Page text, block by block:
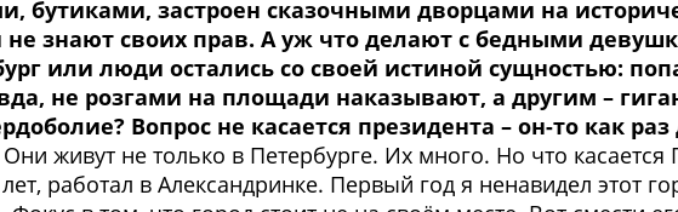
бутиками, застроен сказочными дворцами на
знают своих прав. А уж что делают с бедными
или люди остались со своей истиной сущностью:
не розгами на площади наказывают, а другим –
Вопрос не касается президента – он-то как
Они живут не только в Петербурге. Их много. Но что
работал в Александринке. Первый год я ненавидел этот